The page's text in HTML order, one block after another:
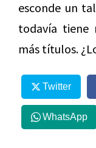
esconde un
todavía tiene
más títulos.
Twitter
WhatsApp